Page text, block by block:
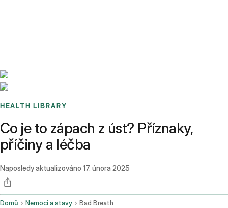
HEALTH LIBRARY
Co je to zápach z úst? Příznaky,
příčiny a léčba
Naposledy aktualizováno 17. února 2025
Domů Nemoci a stavy Bad Breath